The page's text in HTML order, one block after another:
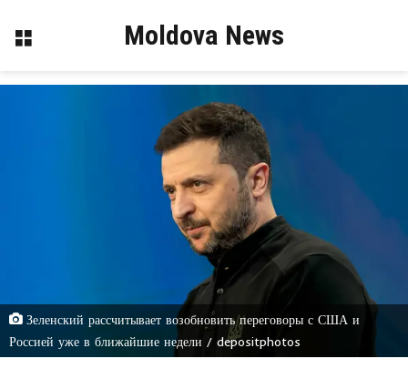
Меню Moldova News
Зеленский рассчитывает возобновить переговоры с США и
Россией уже в ближайшие недели / depositphotos